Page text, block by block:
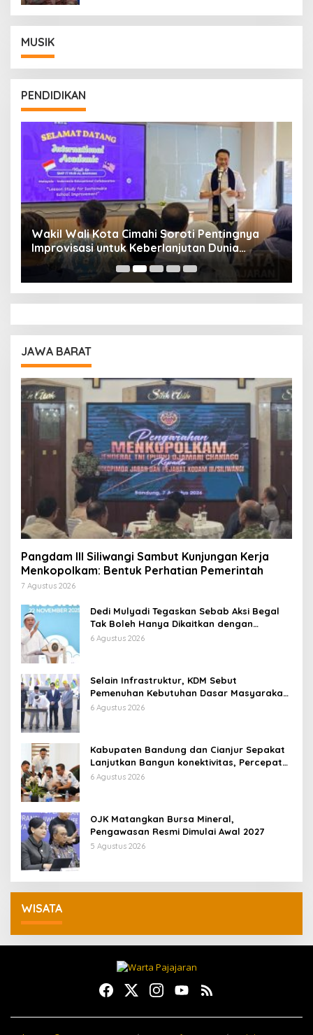
MUSIK
PENDIDIKAN
Wakil Wali Kota Cimahi Soroti Pentingnya
Improvisasi untuk Keberlanjutan Dunia
Pendidikan
JAWA BARAT
Pangdam III Siliwangi Sambut Kunjungan Kerja
Menkopolkam: Bentuk Perhatian Pemerintah
7 Agustus 2026
Dedi Mulyadi Tegaskan Sebab Aksi Begal
Tak Boleh Hanya Dikaitkan dengan
Ekonomi
6 Agustus 2026
Selain Infrastruktur, KDM Sebut
Pemenuhan Kebutuhan Dasar Masyarakat
Jadi Fokus APBD Jabar 2027
6 Agustus 2026
Kabupaten Bandung dan Cianjur Sepakat
Lanjutkan Bangun konektivitas, Percepat
Pertumbuhan Ekonomi Daerah
6 Agustus 2026
OJK Matangkan Bursa Mineral,
Pengawasan Resmi Dimulai Awal 2027
5 Agustus 2026
WISATA